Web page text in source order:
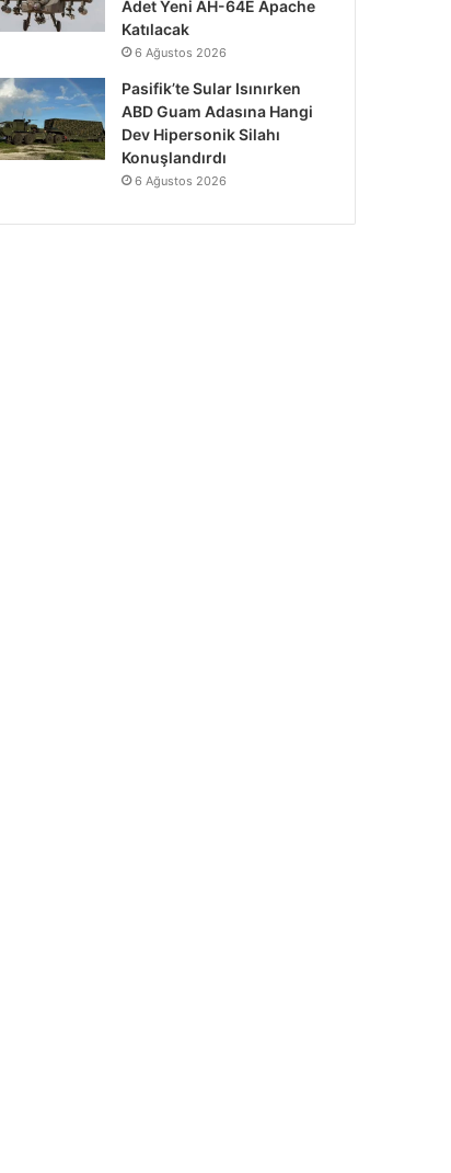
Adet Yeni AH-64E Apache
Katılacak
6 Ağustos 2026
Pasifik’te Sular Isınırken
ABD Guam Adasına Hangi
Dev Hipersonik Silahı
Konuşlandırdı
6 Ağustos 2026